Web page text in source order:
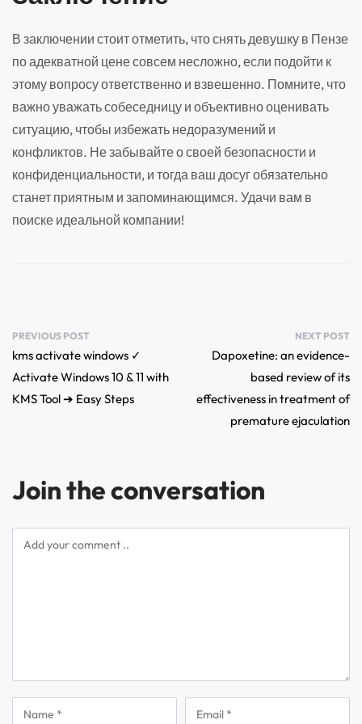
В заключении стоит отметить, что снять девушку в Пензе
по адекватной цене совсем несложно, если подойти к
этому вопросу ответственно и взвешенно. Помните, что
важно уважать собеседницу и объективно оценивать
ситуацию, чтобы избежать недоразумений и
конфликтов. Не забывайте о своей безопасности и
конфиденциальности, и тогда ваш досуг обязательно
станет приятным и запоминающимся. Удачи вам в
поиске идеальной компании!
PREVIOUS POST
kms activate windows ✓
Activate Windows 10 & 11 with
KMS Tool ➔ Easy Steps
NEXT POST
Dapoxetine: an evidence-
based review of its
effectiveness in treatment of
premature ejaculation
Join the conversation